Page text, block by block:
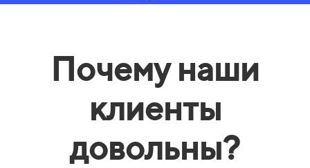
Почему наши
клиенты
довольны?